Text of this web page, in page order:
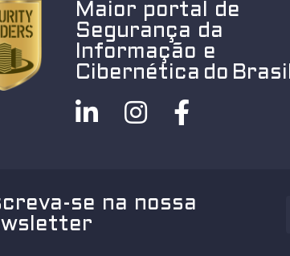
Maior portal de
Segurança da
Informação e
Cibernética do Brasil
se na nossa